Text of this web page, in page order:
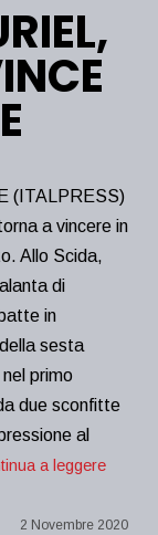
(ITALPRESS)
a vincere in
Allo Scida,
di
in
sesta
primo
due sconfitte
al
a leggere
2 Novembre 2020